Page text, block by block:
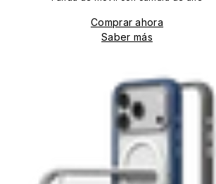
Comprar ahora
Saber más